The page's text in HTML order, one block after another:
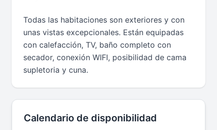
Todas las habitaciones son exteriores y con
unas vistas excepcionales. Están equipadas
con calefacción, TV, baño completo con
secador, conexión WIFI, posibilidad de cama
supletoria y cuna.
Calendario de disponibilidad